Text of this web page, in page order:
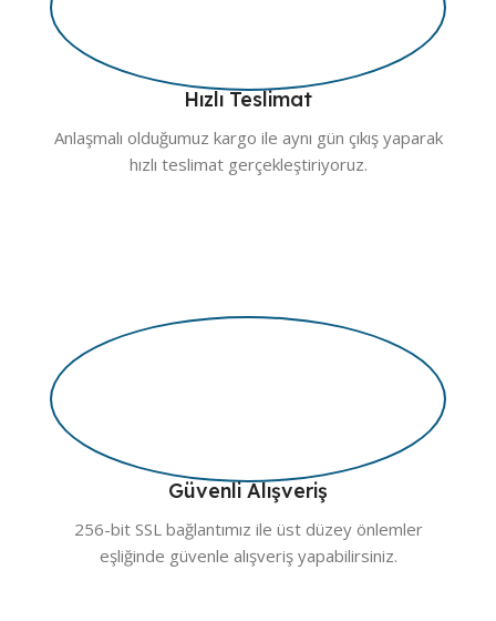
Hızlı Teslimat
Anlaşmalı olduğumuz kargo ile aynı gün çıkış yaparak
hızlı teslimat gerçekleştiriyoruz.
Güvenli Alışveriş
256-bit SSL bağlantımız ile üst düzey önlemler
eşliğinde güvenle alışveriş yapabilirsiniz.